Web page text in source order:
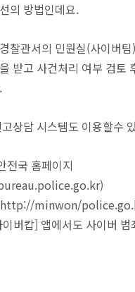
의 방법인데요.
찰관서의 민원실(사이버
받고 사건처리 여부 검토
상담 시스템도 이용할수
전국 홈페이지
(http://minwon/
버캅] 앱에서도 사이버 범